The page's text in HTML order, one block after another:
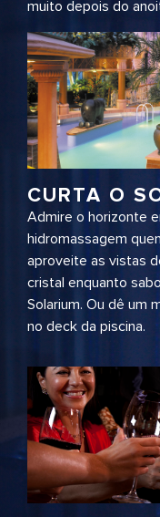
muito depois do
CURTA O
Admire o horizonte
hidromassagem
aproveite as vistas
cristal enquanto
Solarium. Ou dê um
no deck da piscina.